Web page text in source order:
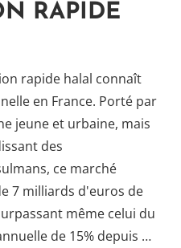
RAPIDE
rapide halal connaît
en France. Porté par
jeune et urbaine, mais
des
ce marché
7 milliards d'euros de
même celui du
de 15% depuis …